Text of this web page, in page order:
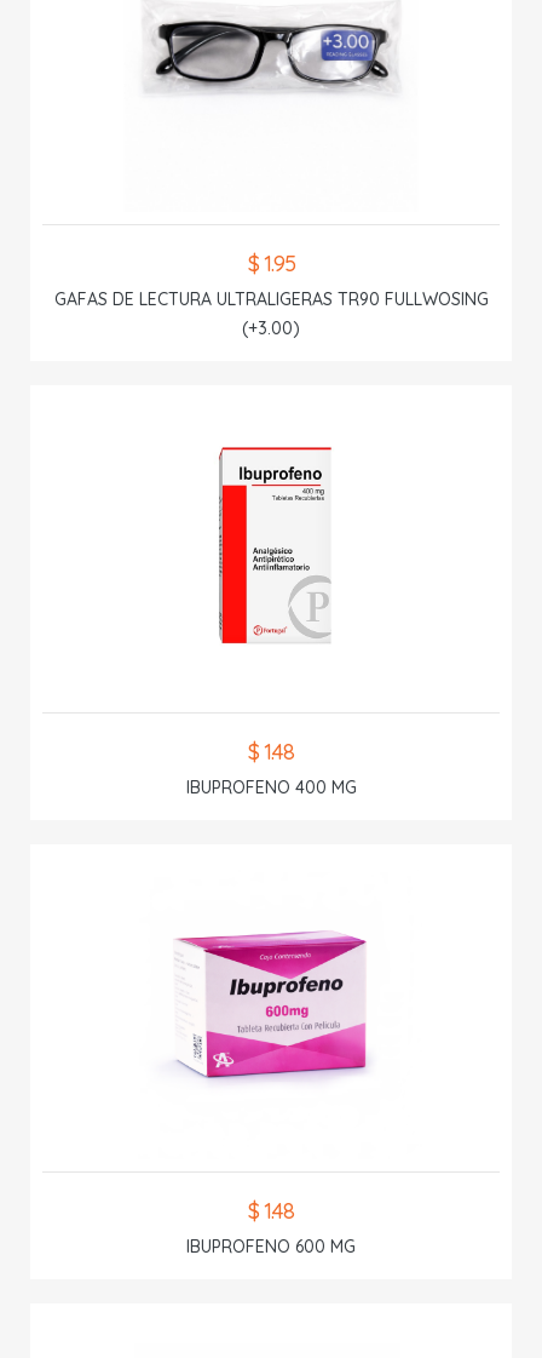
$ 1.95
GAFAS DE LECTURA ULTRALIGERAS TR90 FULLWOSING
(+3.00)
$ 1.48
IBUPROFENO 400 MG
$ 1.48
IBUPROFENO 600 MG